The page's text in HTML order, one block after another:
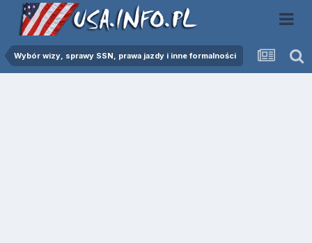
Wybór wizy, sprawy SSN, prawa jazdy i inne formalności